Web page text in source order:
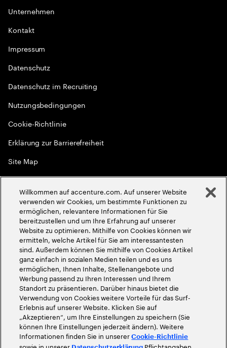
Unternehmen
Kontakt
Impressum
Datenschutz
Datenschutz im Recruiting
Nutzungsbedingungen
Cookie-Richtlinie
Erklärung zur Barrierefreiheit
Site Map
Globale Meritokratie
2026Accenture. Alle Rechte vorbehalten
Willkommen auf accenture.com. Auf unserer Website
verwenden wir Cookies, um bestimmte Funktionen zu
ermöglichen, relevantere Informationen für Sie
bereitzustellen und um Ihre Erfahrung auf unserer
Website zu optimieren. Mithilfe von Cookies können wir
ermitteln, welche Artikel für Sie am interessantesten
sind. Außerdem können Sie mithilfe von Cookies Artikel
ganz einfach in sozialen Medien teilen und es uns
ermöglichen, Ihnen Inhalte, Stellenangebote und
Werbung passend zu Ihren Interessen und Ihrem
Standort zu präsentieren. Darüber hinaus bietet die
Verwendung von Cookies weitere Vorteile für das Surf-
Erlebnis auf unserer Website. Klicken Sie auf
„Akzeptieren“, um Ihre Einstellungen zu speichern (Sie
können Ihre Einstellungen jederzeit ändern). Weitere
Informationen finden Sie in unsererCookie-Richtlinie
sowie in unserer Pflichtangaben